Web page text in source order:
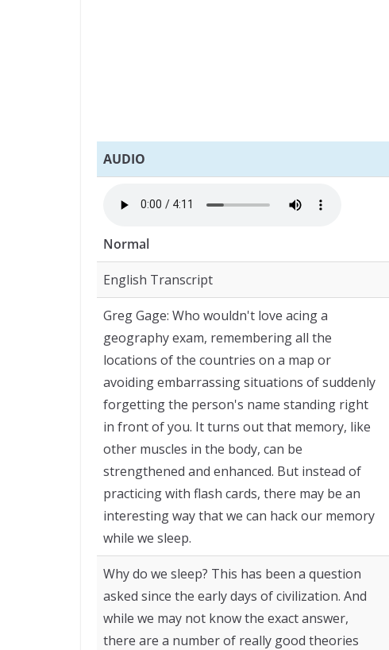
AUDIO
Normal
English Transcript
Greg Gage: Who wouldn't love acing a
geography exam, remembering all the
locations of the countries on a map or
avoiding embarrassing situations of suddenly
forgetting the person's name standing right
in front of you. It turns out that memory, like
other muscles in the body, can be
strengthened and enhanced. But instead of
practicing with flash cards, there may be an
interesting way that we can hack our memory
while we sleep.
Why do we sleep? This has been a question
asked since the early days of civilization. And
while we may not know the exact answer,
there are a number of really good theories